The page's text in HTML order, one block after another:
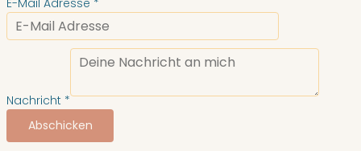
E-Mail Adresse *
Nachricht *
Abschicken